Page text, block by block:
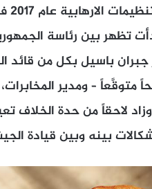
تظهر بين رئاسة
جبران باسيل بكل من قائد
متوقَّعاً – ومدير
وزاد لاحقاً من حدة
بينه وبين قيادة